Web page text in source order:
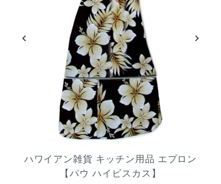
ハワイアン雑貨 キッチン用品 エプロン
【パウ ハイビスカス】